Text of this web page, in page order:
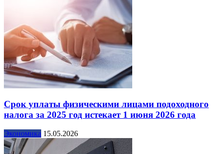
Срок уплаты физическими лицами подоходного
налога за 2025 год истекает 1 июня 2026 года
Экономика 15.05.2026